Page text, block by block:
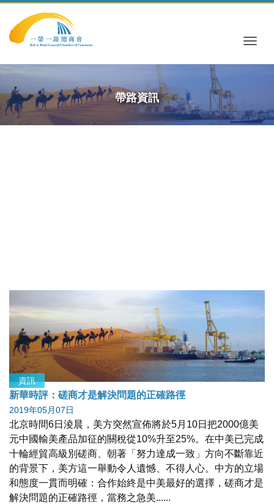
帶路資訊
資訊
新華時評：磋商才是解決問題的正確路徑
2019年05月07日
北京時間6日淩晨，美方突然宣佈將於5月10日把2000億美
元中國輸美產品加征的關稅從10%升至25%。在中美已完成
十輪經貿高級別磋商、朝著「努力達成一致」方向不斷靠近
的背景下，美方這一舉動令人遺憾、不得人心。中方的立場
和態度一貫而明確：合作始終是中美最好的選擇，磋商才是
解決問題的正確路徑，當務之急美......